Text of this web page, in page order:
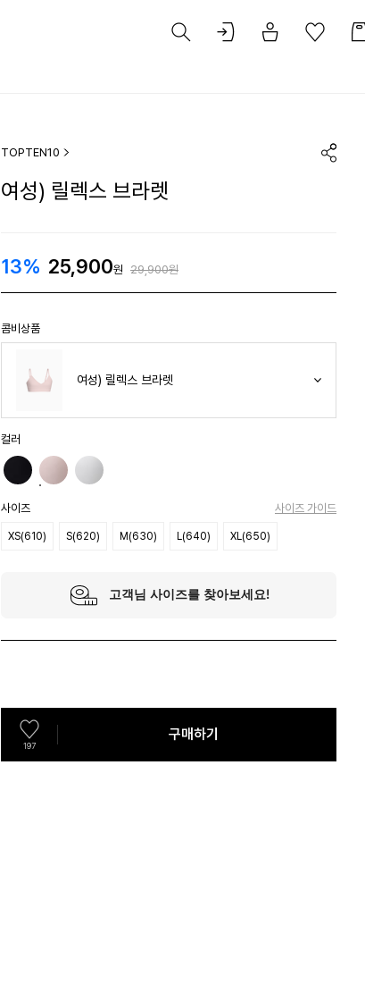
TOPTEN10
여성) 릴렉스 브라렛
13% 25,900원 29,900원
콤비상품
여성) 릴렉스 브라렛
컬러
사이즈 사이즈 가이드
XS(610) S(620) M(630) L(640) XL(650)
197
구매하기